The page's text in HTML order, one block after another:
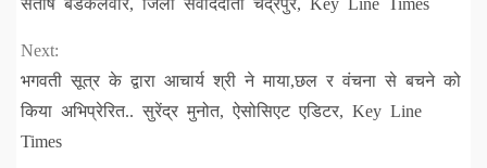
संतोष बडकेलवार, जिला संवाददाता चंद्रपुर, Key Line Times
Next:
भगवती सूत्र के द्वारा आचार्य श्री ने माया,छल र वंचना से बचने को
किया अभिप्रेरित.. सुरेंद्र मुनोत, ऐसोसिएट एडिटर, Key Line
Times